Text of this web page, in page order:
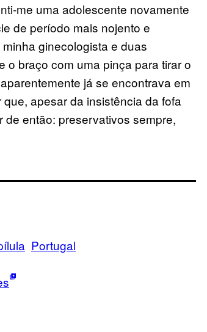
me uma adolescente novamente
de período mais nojento e
ginecologista e duas
o braço com uma pinça para tirar o
já se encontrava em
apesar da insistência da fofa
então: preservativos sempre,
Portugal